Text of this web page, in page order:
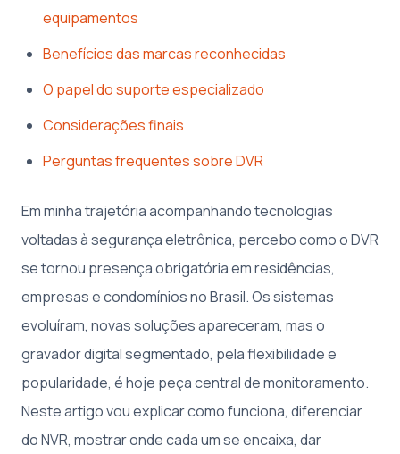
equipamentos
Benefícios das marcas reconhecidas
O papel do suporte especializado
Considerações finais
Perguntas frequentes sobre DVR
Em minha trajetória acompanhando tecnologias
voltadas à segurança eletrônica, percebo como o DVR
se tornou presença obrigatória em residências,
empresas e condomínios no Brasil. Os sistemas
evoluíram, novas soluções apareceram, mas o
gravador digital segmentado, pela flexibilidade e
popularidade, é hoje peça central de monitoramento.
Neste artigo vou explicar como funciona, diferenciar
do NVR, mostrar onde cada um se encaixa, dar